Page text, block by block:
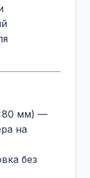
мм) —
на
без